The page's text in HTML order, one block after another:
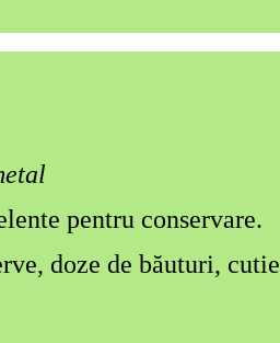
pentru conservare.
doze de băuturi, cutie